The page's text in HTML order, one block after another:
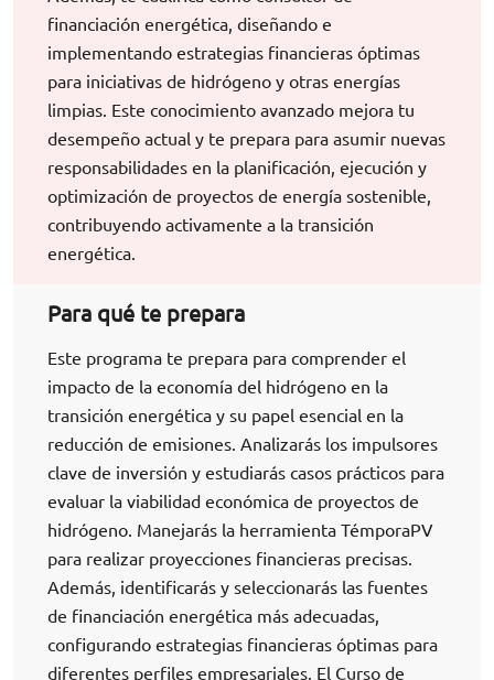
financiación energética, diseñando e
implementando estrategias financieras óptimas
para iniciativas de hidrógeno y otras energías
limpias. Este conocimiento avanzado mejora tu
desempeño actual y te prepara para asumir nuevas
responsabilidades en la planificación, ejecución y
optimización de proyectos de energía sostenible,
contribuyendo activamente a la transición
energética.
Para qué te prepara
Este programa te prepara para comprender el
impacto de la economía del hidrógeno en la
transición energética y su papel esencial en la
reducción de emisiones. Analizarás los impulsores
clave de inversión y estudiarás casos prácticos para
evaluar la viabilidad económica de proyectos de
hidrógeno. Manejarás la herramienta TémporaPV
para realizar proyecciones financieras precisas.
Además, identificarás y seleccionarás las fuentes
de financiación energética más adecuadas,
configurando estrategias financieras óptimas para
diferentes perfiles empresariales. El Curso de